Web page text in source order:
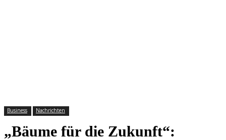
Business Nachrichten
„Bäume für die Zukunft“: